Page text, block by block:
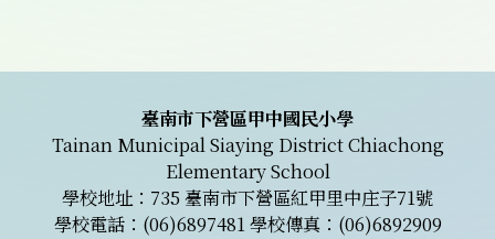
頁尾區域內容臺南市下營區甲中國民小學
Tainan Municipal Siaying District Chiachong
Elementary School
學校地址：735 臺南市下營區紅甲里中庄子71號
學校電話：(06)6897481 學校傳真：(06)6892909